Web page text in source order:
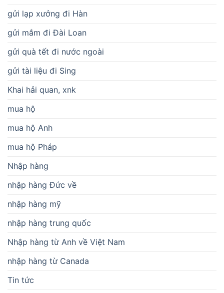
gửi lạp xưởng đi Hàn
gửi mắm đi Đài Loan
gửi quà tết đi nước ngoài
gửi tài liệu đi Sing
Khai hải quan, xnk
mua hộ
mua hộ Anh
mua hộ Pháp
Nhập hàng
nhập hàng Đức về
nhập hàng mỹ
nhập hàng trung quốc
Nhập hàng từ Anh về Việt Nam
nhập hàng từ Canada
Tin tức